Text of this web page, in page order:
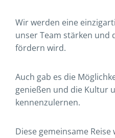
Wir werden eine
unser Team stärken und
fördern wird.
Auch gab es die
genießen und die Kultur
kennenzulernen.
Diese gemeinsame Reise